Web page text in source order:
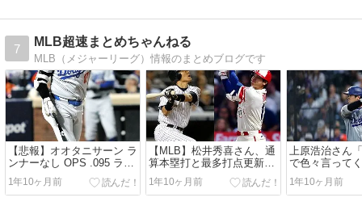
す！
7
MLB超速まとめちゃんねる
MLB（メジャーリーグ）情報のまとめブログです
【悲報】オオタニサーン ラ
ンナーなし OPS .095 ラン
ナー得点圏 OPS 2.257
1年10ヶ月前
【MLB】松井秀喜さん、通
算本塁打と最多打点更新の
大谷に、自身より「ベー
ブ・ルースと比較した方が
いい」と敬意表す
1年10ヶ月前
上原浩治さん
で色々言って
の」「予想外
ん」
1年10ヶ月前